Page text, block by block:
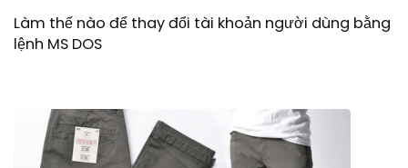
Làm thế nào để thay đổi tài khoản người dùng bằng
lệnh MS DOS